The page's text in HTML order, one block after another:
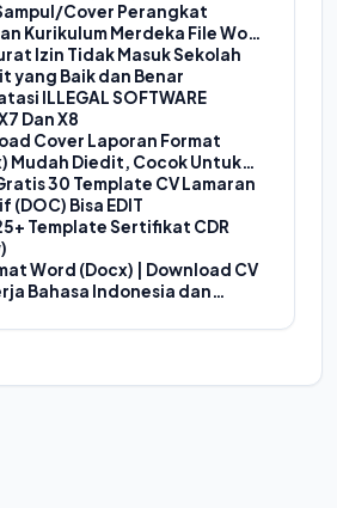
Word)Cover Perangkat
Kurikulum Merdeka File Word
Cover Kurikum Merdeka
Izin Tidak Masuk Sekolah
yang Baik dan Benar
ILLEGAL SOFTWARE
Dan X8
Cover Laporan Format
Mudah Diedit, Cocok Untuk
Kegiatan, Makalah Dan
30 Template CV Lamaran
(DOC) Bisa EDIT
Template Sertifikat CDR
Word (Docx) | Download CV
Bahasa Indonesia dan